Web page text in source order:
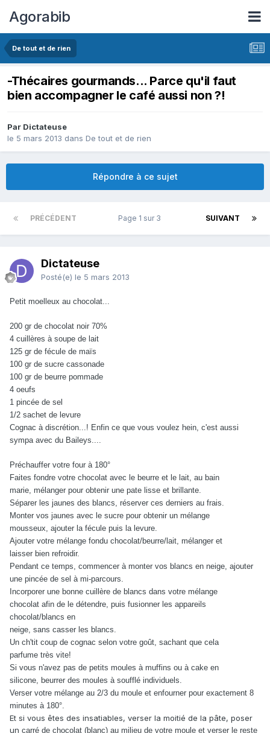
Agorabib
De tout et de rien
-Thécaires gourmands... Parce qu'il faut
bien accompagner le café aussi non ?!
Par Dictateuse
le 5 mars 2013 dans De tout et de rien
Répondre à ce sujet
PRÉCÉDENT SUIVANT
Page 1 sur 3
Dictateuse
Posté(e) le 5 mars 2013
Petit moelleux au chocolat...
200 gr de chocolat noir 70%
4 cuillères à soupe de lait
125 gr de fécule de maïs
100 gr de sucre cassonade
100 gr de beurre pommade
4 oeufs
1 pincée de sel
1/2 sachet de levure
Cognac à discrétion...! Enfin ce que vous voulez hein, c'est aussi
sympa avec du Baileys....
Préchauffer votre four à 180°
Faites fondre votre chocolat avec le beurre et le lait, au bain
marie, mélanger pour obtenir une pate lisse et brillante.
Séparer les jaunes des blancs, réserver ces derniers au frais.
Monter vos jaunes avec le sucre pour obtenir un mélange
mousseux, ajouter la fécule puis la levure.
Ajouter votre mélange fondu chocolat/beurre/lait, mélanger et
laisser bien refroidir.
Pendant ce temps, commencer à monter vos blancs en neige, ajouter
une pincée de sel à mi-parcours.
Incorporer une bonne cuillère de blancs dans votre mélange
chocolat afin de le détendre, puis fusionner les appareils
chocolat/blancs en
neige, sans casser les blancs.
Un ch'tit coup de cognac selon votre goût, sachant que cela
parfume très vite!
Si vous n'avez pas de petits moules à muffins ou à cake en
silicone, beurrer des moules à soufflé individuels.
Verser votre mélange au 2/3 du moule et enfourner pour exactement 8
minutes à 180°.
Et si vous êtes des insatiables, verser la moitié de la pâte, poser
un carré de chocolat (blanc) au milieu de votre moule et verser le reste